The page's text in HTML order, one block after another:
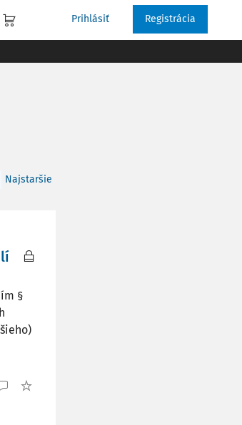
Prihlásiť Registrácia
Najstaršie
§